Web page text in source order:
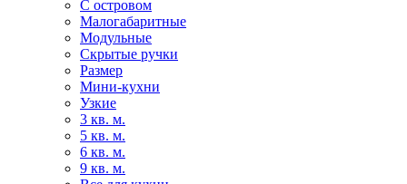
С островом
Малогабаритные
Модульные
Скрытые ручки
Размер
Мини-кухни
Узкие
3 кв. м.
5 кв. м.
6 кв. м.
9 кв. м.